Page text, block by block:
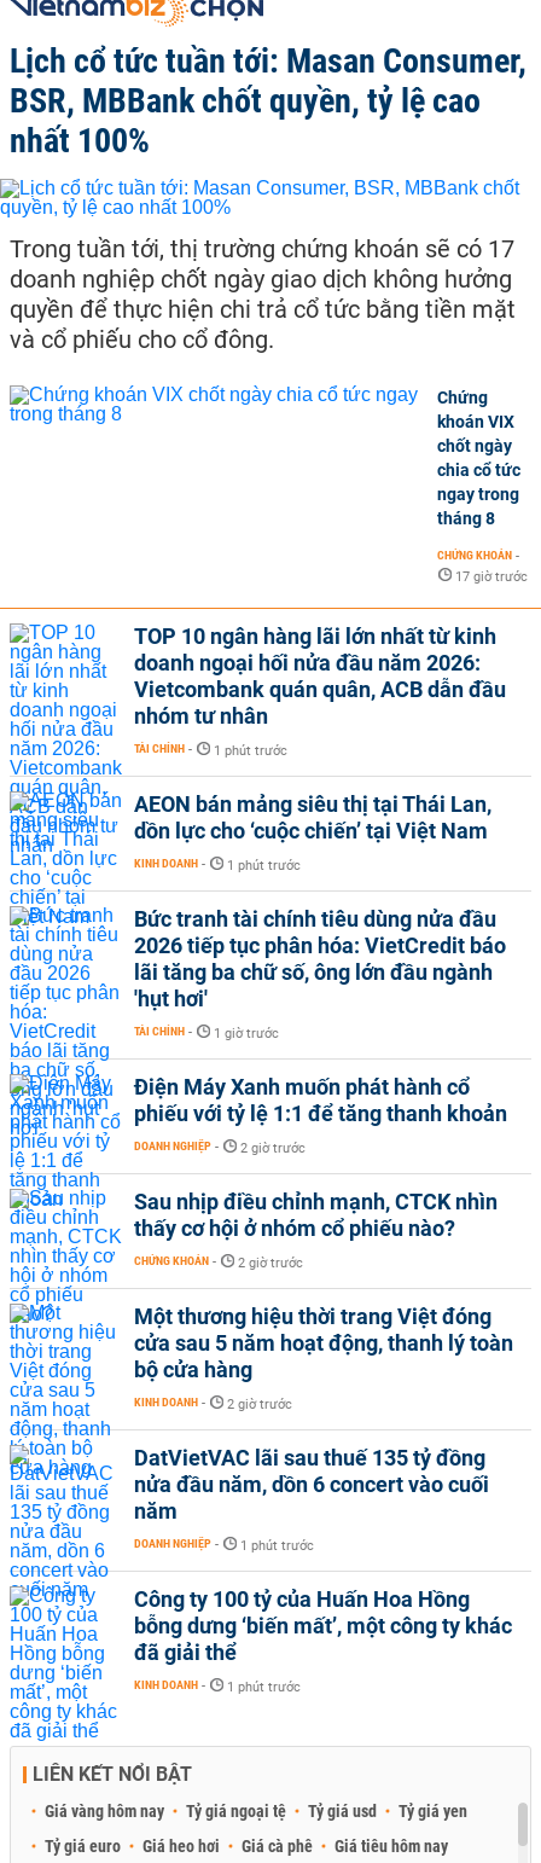
Lịch cổ tức tuần tới: Masan Consumer,
BSR, MBBank chốt quyền, tỷ lệ cao
nhất 100%
Trong tuần tới, thị trường chứng khoán sẽ có 17
doanh nghiệp chốt ngày giao dịch không hưởng
quyền để thực hiện chi trả cổ tức bằng tiền mặt
và cổ phiếu cho cổ đông.
Chứng
khoán VIX
chốt ngày
chia cổ tức
ngay trong
tháng 8
CHỨNG KHOÁN -
17 giờ trước
TOP 10 ngân hàng lãi lớn nhất từ kinh
doanh ngoại hối nửa đầu năm 2026:
Vietcombank quán quân, ACB dẫn đầu
nhóm tư nhân
TÀI CHÍNH - 1 phút trước
AEON bán mảng siêu thị tại Thái Lan,
dồn lực cho ‘cuộc chiến’ tại Việt Nam
KINH DOANH - 1 phút trước
Bức tranh tài chính tiêu dùng nửa đầu
2026 tiếp tục phân hóa: VietCredit báo
lãi tăng ba chữ số, ông lớn đầu ngành
'hụt hơi'
TÀI CHÍNH - 1 giờ trước
Điện Máy Xanh muốn phát hành cổ
phiếu với tỷ lệ 1:1 để tăng thanh khoản
DOANH NGHIỆP - 2 giờ trước
Sau nhịp điều chỉnh mạnh, CTCK nhìn
thấy cơ hội ở nhóm cổ phiếu nào?
CHỨNG KHOÁN - 2 giờ trước
Một thương hiệu thời trang Việt đóng
cửa sau 5 năm hoạt động, thanh lý toàn
bộ cửa hàng
KINH DOANH - 2 giờ trước
DatVietVAC lãi sau thuế 135 tỷ đồng
nửa đầu năm, dồn 6 concert vào cuối
năm
DOANH NGHIỆP - 1 phút trước
Công ty 100 tỷ của Huấn Hoa Hồng
bỗng dưng ‘biến mất’, một công ty khác
đã giải thể
KINH DOANH - 1 phút trước
LIÊN KẾT NỔI BẬT
Giá vàng hôm nay Tỷ giá ngoại tệ Tỷ giá usd
Tỷ giá yen
Tỷ giá euro
Giá heo hơi Giá cà phê Giá tiêu hôm nay